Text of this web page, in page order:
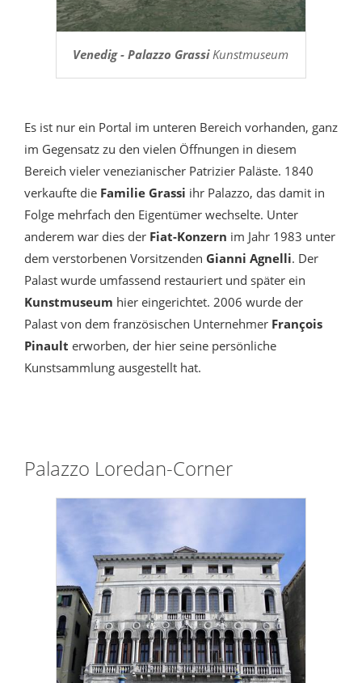
Venedig - Palazzo GrassiKunstmuseum
Es ist nur ein Portal im unteren Bereich vorhanden, ganz
im Gegensatz zu den vielen Öffnungen in diesem
Bereich vieler venezianischer Patrizier Paläste. 1840
verkaufte die Familie Grassi ihr Palazzo, das damit in
Folge mehrfach den Eigentümer wechselte. Unter
anderem war dies der Fiat-Konzern im Jahr 1983 unter
dem verstorbenen Vorsitzenden Gianni Agnelli. Der
Palast wurde umfassend restauriert und später ein
Kunstmuseum hier eingerichtet. 2006 wurde der
Palast von dem französischen Unternehmer François
Pinault erworben, der hier seine persönliche
Kunstsammlung ausgestellt hat.
Palazzo Loredan-Corner